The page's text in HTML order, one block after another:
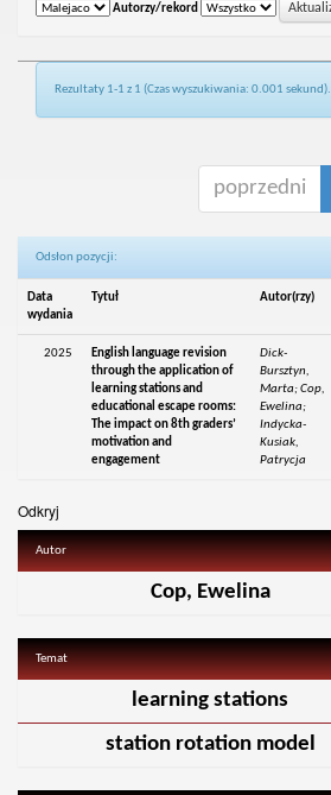
Autorzy/rekord
Rezultaty 1-1 z 1 (Czas wyszukiwania: 0.001 sekund).
poprzedni
Odsłon pozycji:
Data
wydania
Tytuł Autor(rzy)
2025
English language revision
through the application of
learning stations and
educational escape rooms:
The impact on 8th graders’
motivation and
engagement
Dick-
Bursztyn,
Marta; Cop,
Ewelina;
Indycka-
Kusiak,
Patrycja
Odkryj
Autor
Cop, Ewelina
Temat
learning stations
station rotation model